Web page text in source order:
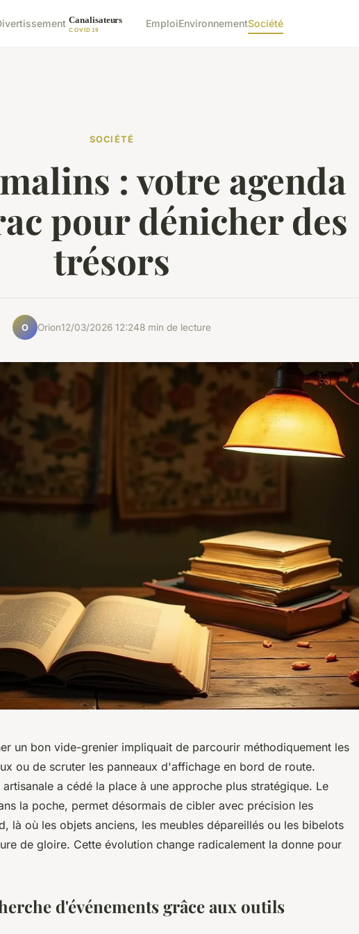
EmploiEnvironnementSociété
SOCIÉTÉ
: votre agenda
pour dénicher des
trésors
O Orion12/03/2026 12:248 min de lecture
un bon vide-grenier impliquait de parcourir méthodiquement les
ou de scruter les panneaux d'affichage en bord de route.
artisanale a cédé la place à une approche plus stratégique. Le
la poche, permet désormais de cibler avec précision les
là où les objets anciens, les meubles dépareillés ou les bibelots
de gloire. Cette évolution change radicalement la donne pour
d'événements grâce aux outils